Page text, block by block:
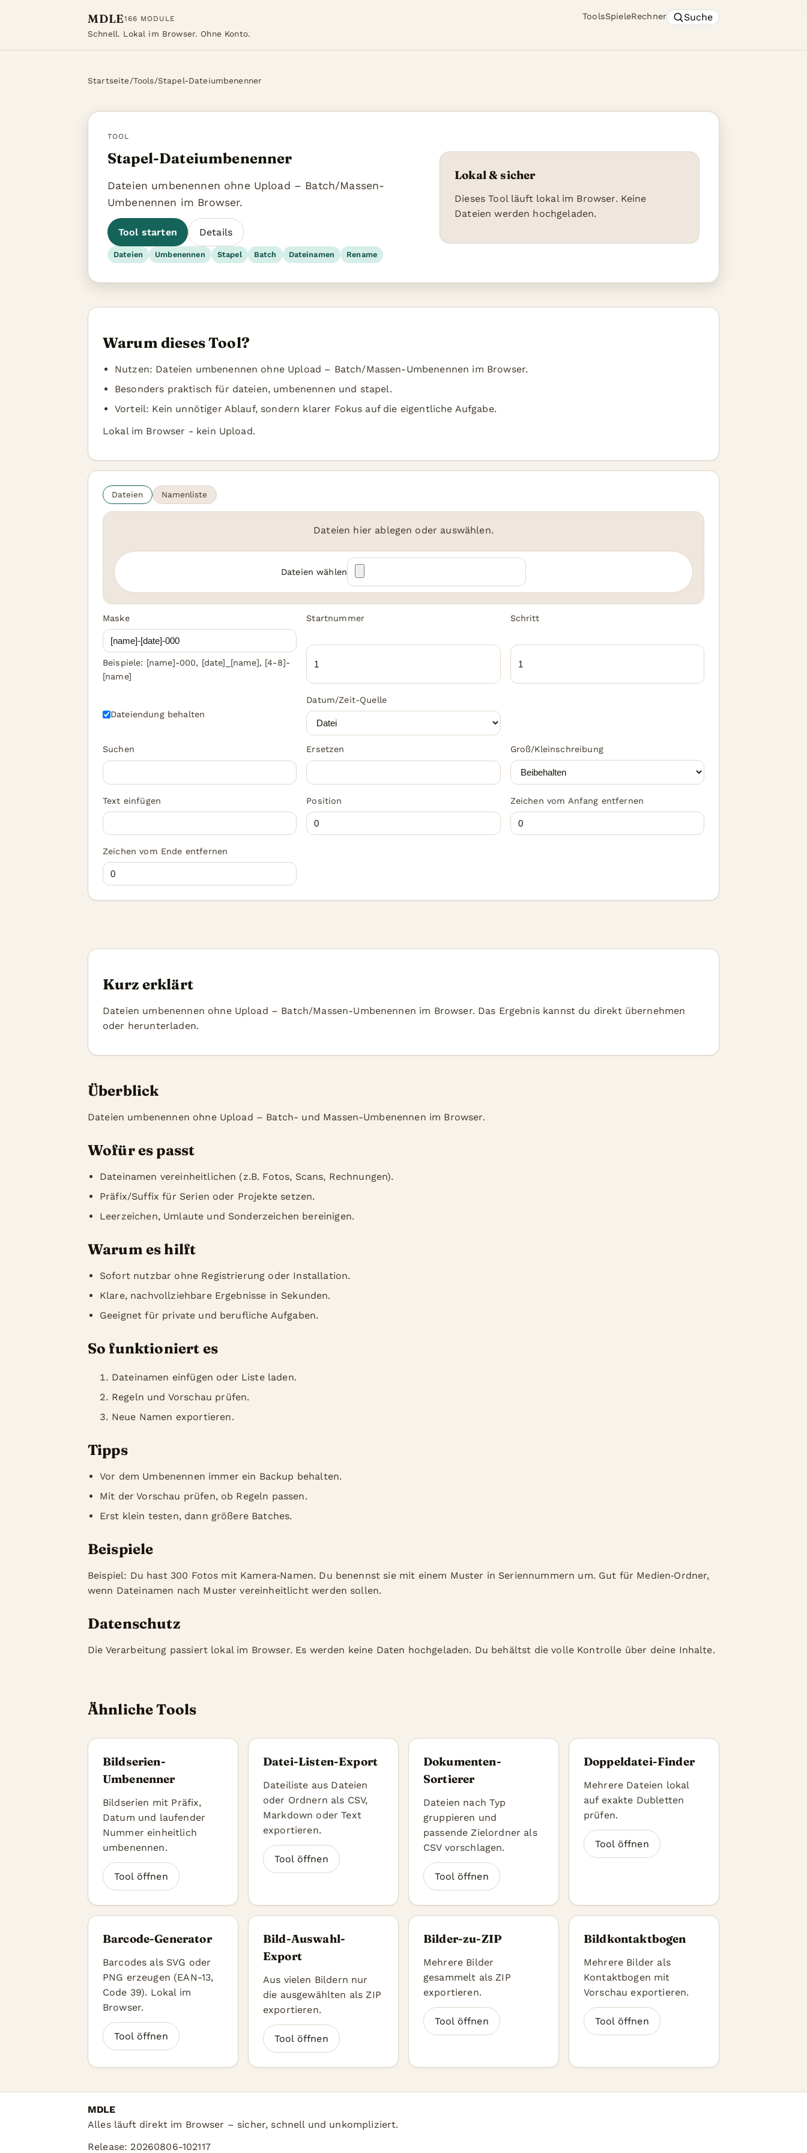
MDLE166 MODULE
Schnell. Lokal im Browser. Ohne Konto.
ToolsSpieleRechner Suche
Startseite/Tools/Stapel-Dateiumbenenner
TOOL
Stapel-Dateiumbenenner
Dateien umbenennen ohne Upload – Batch/Massen-
Umbenennen im Browser.
Tool starten Details
Dateien Umbenennen Stapel Batch Dateinamen Rename
Lokal & sicher
Dieses Tool läuft lokal im Browser. Keine
Dateien werden hochgeladen.
Warum dieses Tool?
Nutzen: Dateien umbenennen ohne Upload – Batch/Massen-Umbenennen im Browser.
Besonders praktisch für dateien, umbenennen und stapel.
Vorteil: Kein unnötiger Ablauf, sondern klarer Fokus auf die eigentliche Aufgabe.
Lokal im Browser - kein Upload.
Dateien Namenliste
Dateien hier ablegen oder auswählen.
Dateien wählen
Maske
Beispiele: [name]-000, [date]_[name], [4-8]-
[name]
Startnummer Schritt
Dateiendung behalten
Datum/Zeit-Quelle
Suchen Ersetzen Groß/Kleinschreibung
Text einfügen Position Zeichen vom Anfang entfernen
Zeichen vom Ende entfernen
Kurz erklärt
Dateien umbenennen ohne Upload – Batch/Massen-Umbenennen im Browser. Das Ergebnis kannst du direkt übernehmen
oder herunterladen.
Überblick
Dateien umbenennen ohne Upload – Batch- und Massen-Umbenennen im Browser.
Wofür es passt
Dateinamen vereinheitlichen (z.B. Fotos, Scans, Rechnungen).
Präfix/Suffix für Serien oder Projekte setzen.
Leerzeichen, Umlaute und Sonderzeichen bereinigen.
Warum es hilft
Sofort nutzbar ohne Registrierung oder Installation.
Klare, nachvollziehbare Ergebnisse in Sekunden.
Geeignet für private und berufliche Aufgaben.
So funktioniert es
Dateinamen einfügen oder Liste laden.
Regeln und Vorschau prüfen.
Neue Namen exportieren.
Tipps
Vor dem Umbenennen immer ein Backup behalten.
Mit der Vorschau prüfen, ob Regeln passen.
Erst klein testen, dann größere Batches.
Beispiele
Beispiel: Du hast 300 Fotos mit Kamera‑Namen. Du benennst sie mit einem Muster in Seriennummern um. Gut für Medien‑Ordner,
wenn Dateinamen nach Muster vereinheitlicht werden sollen.
Datenschutz
Die Verarbeitung passiert lokal im Browser. Es werden keine Daten hochgeladen. Du behältst die volle Kontrolle über deine Inhalte.
Ähnliche Tools
Bildserien-
Umbenenner
Bildserien mit Präfix,
Datum und laufender
Nummer einheitlich
umbenennen.
Tool öffnen
Datei-Listen-Export
Dateiliste aus Dateien
oder Ordnern als CSV,
Markdown oder Text
exportieren.
Tool öffnen
Dokumenten-
Sortierer
Dateien nach Typ
gruppieren und
passende Zielordner als
CSV vorschlagen.
Tool öffnen
Doppeldatei-Finder
Mehrere Dateien lokal
auf exakte Dubletten
prüfen.
Tool öffnen
Barcode-Generator
Barcodes als SVG oder
PNG erzeugen (EAN-13,
Code 39). Lokal im
Browser.
Tool öffnen
Bild-Auswahl-
Export
Aus vielen Bildern nur
die ausgewählten als ZIP
exportieren.
Tool öffnen
Bilder-zu-ZIP
Mehrere Bilder
gesammelt als ZIP
exportieren.
Tool öffnen
Bildkontaktbogen
Mehrere Bilder als
Kontaktbogen mit
Vorschau exportieren.
Tool öffnen
MDLE
Alles läuft direkt im Browser – sicher, schnell und unkompliziert.
Release: 20260806-102117